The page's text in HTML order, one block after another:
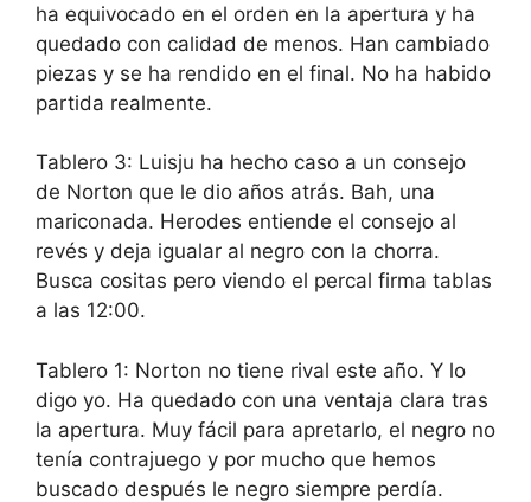
ha equivocado en el orden en la apertura y ha
quedado con calidad de menos. Han cambiado
piezas y se ha rendido en el final. No ha habido
partida realmente.
Tablero 3: Luisju ha hecho caso a un consejo
de Norton que le dio años atrás. Bah, una
mariconada. Herodes entiende el consejo al
revés y deja igualar al negro con la chorra.
Busca cositas pero viendo el percal firma tablas
a las 12:00.
Tablero 1: Norton no tiene rival este año. Y lo
digo yo. Ha quedado con una ventaja clara tras
la apertura. Muy fácil para apretarlo, el negro no
tenía contrajuego y por mucho que hemos
buscado después le negro siempre perdía.